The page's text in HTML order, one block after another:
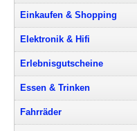
Einkaufen & Shopping
Elektronik & Hifi
Erlebnisgutscheine
Essen & Trinken
Fahrräder